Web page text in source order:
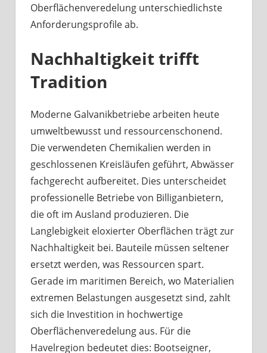
Oberflächenveredelung unterschiedlichste
Anforderungsprofile ab.
Nachhaltigkeit trifft
Tradition
Moderne Galvanikbetriebe arbeiten heute
umweltbewusst und ressourcenschonend.
Die verwendeten Chemikalien werden in
geschlossenen Kreisläufen geführt, Abwässer
fachgerecht aufbereitet. Dies unterscheidet
professionelle Betriebe von Billiganbietern,
die oft im Ausland produzieren. Die
Langlebigkeit eloxierter Oberflächen trägt zur
Nachhaltigkeit bei. Bauteile müssen seltener
ersetzt werden, was Ressourcen spart.
Gerade im maritimen Bereich, wo Materialien
extremen Belastungen ausgesetzt sind, zahlt
sich die Investition in hochwertige
Oberflächenveredelung aus. Für die
Havelregion bedeutet dies: Bootseigner,